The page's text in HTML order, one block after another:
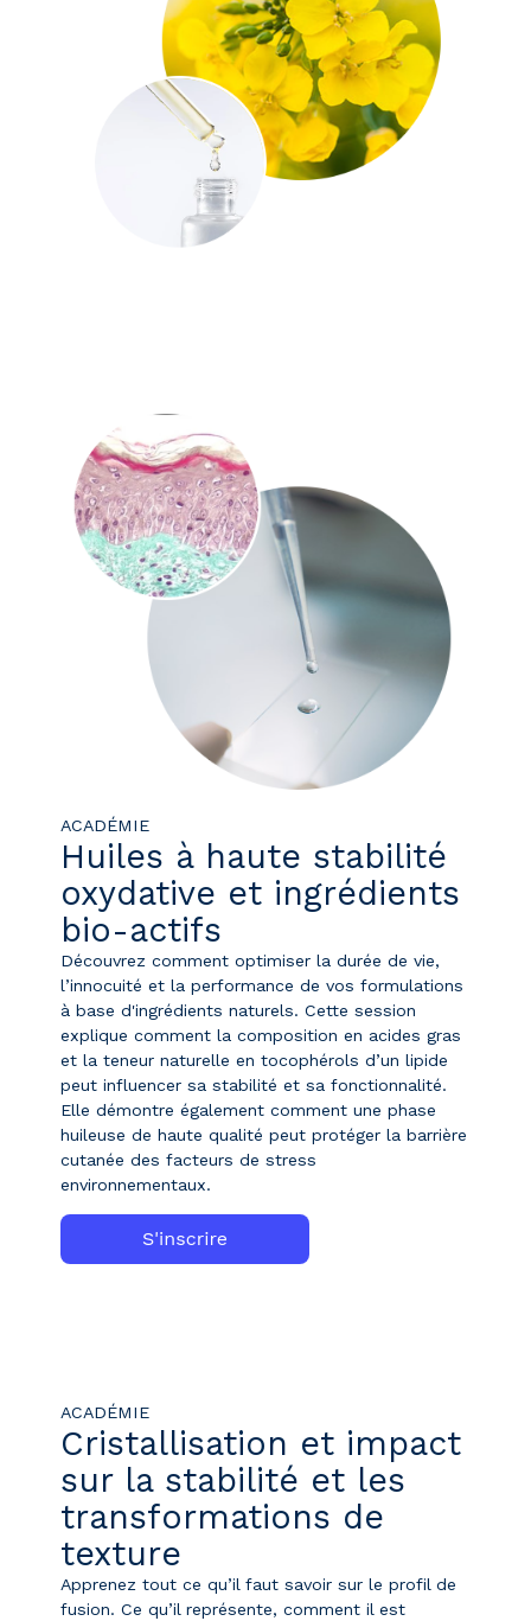
ACADÉMIE
Huiles à haute stabilité
oxydative et ingrédients
bio-actifs
Découvrez comment optimiser la durée de vie,
l’innocuité et la performance de vos formulations
à base d'ingrédients naturels. Cette session
explique comment la composition en acides gras
et la teneur naturelle en tocophérols d’un lipide
peut influencer sa stabilité et sa fonctionnalité.
Elle démontre également comment une phase
huileuse de haute qualité peut protéger la barrière
cutanée des facteurs de stress
environnementaux.
ACADÉMIE
Cristallisation et impact
sur la stabilité et les
transformations de
texture
Apprenez tout ce qu’il faut savoir sur le profil de
fusion. Ce qu’il représente, comment il est